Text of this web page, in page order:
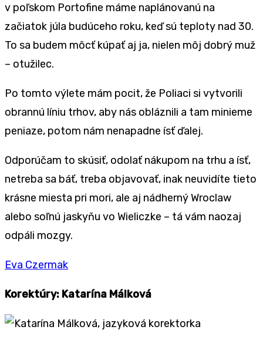
v poľskom Portofine máme naplánovanú na
začiatok júla budúceho roku, keď sú teploty nad 30.
To sa budem môcť kúpať aj ja, nielen môj dobrý muž
– otužilec.
Po tomto výlete mám pocit, že Poliaci si vytvorili
obrannú líniu trhov, aby nás obláznili a tam minieme
peniaze, potom nám nenapadne ísť ďalej.
Odporúčam to skúsiť, odolať nákupom na trhu a ísť,
netreba sa báť, treba objavovať, inak neuvidíte tieto
krásne miesta pri mori, ale aj nádherný Wroclaw
alebo soľnú jaskyňu vo Wieliczke – tá vám naozaj
odpáli mozgy.
Eva Czermak
Korektúry: Katarína Málková